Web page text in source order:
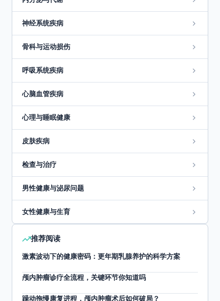
神经系统疾病
骨科与运动损伤
呼吸系统疾病
心脑血管疾病
心理与睡眠健康
皮肤疾病
检查与治疗
男性健康与泌尿问题
女性健康与生育
推荐阅读
激素波动下的健康密码：更年期乳腺养护的科学方案
颅内肿瘤诊疗全流程，关键环节你知道吗
躁动拖慢康复进程，颅内肿瘤术后如何破局？